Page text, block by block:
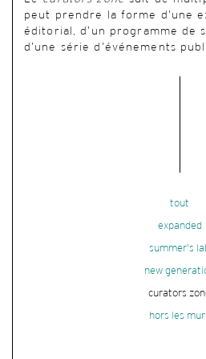
peut prendre la forme d’une
éditorial, d’un programme de
d’une série d’événements
tout
expanded
summer's
new
curators
hors les